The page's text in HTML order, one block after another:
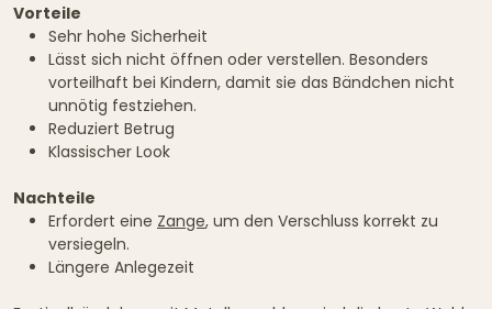
Vorteile
Sehr hohe Sicherheit
Lässt sich nicht öffnen oder verstellen. Besonders
vorteilhaft bei Kindern, damit sie das Bändchen nicht
unnötig festziehen.
Reduziert Betrug
Klassischer Look
Nachteile
Erfordert eine Zange, um den Verschluss korrekt zu
versiegeln.
Längere Anlegezeit